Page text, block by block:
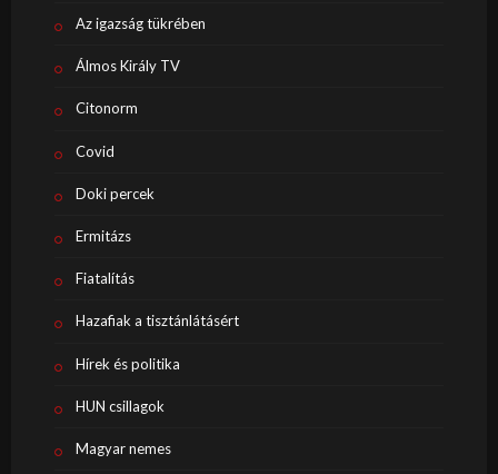
Az igazság tükrében
Álmos Király TV
Citonorm
Covid
Doki percek
Ermitázs
Fiatalítás
Hazafiak a tisztánlátásért
Hírek és politika
HUN csillagok
Magyar nemes